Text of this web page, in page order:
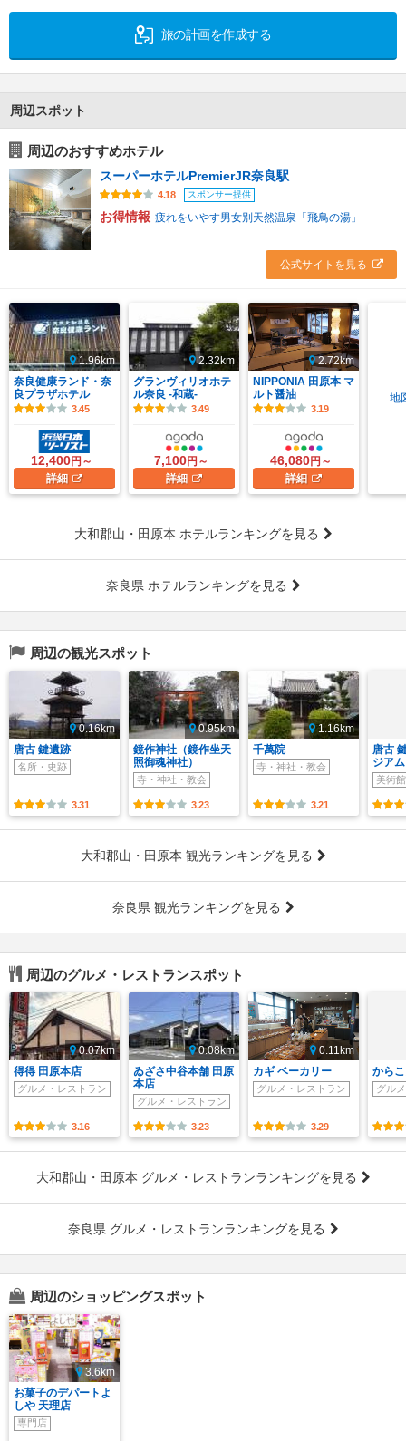
旅の計画を作成する
周辺スポット
周辺のおすすめホテル
スーパーホテルPremierJR奈良駅
4.18 スポンサー提供
お得情報 疲れをいやす男女別天然温泉「飛鳥の湯」
公式サイトを見る
1.96km
奈良健康ランド・奈
良プラザホテル
3.45
12,400円～
詳細
2.32km
グランヴィリオホテ
ル奈良 ‐和蔵‐
3.49
7,100円～
詳細
2.72km
NIPPONIA 田原本 マ
ルト醤油
3.19
46,080円～
詳細
地
大和郡山・田原本 ホテルランキングを見る
奈良県 ホテルランキングを見る
周辺の観光スポット
0.16km
唐古 鍵遺跡
名所・史跡
3.31
0.95km
鏡作神社（鏡作坐天
照御魂神社）
寺・神社・教会
3.23
1.16km
千萬院
寺・神社・教会
3.21
唐古
ジアム
美術
大和郡山・田原本 観光ランキングを見る
奈良県 観光ランキングを見る
周辺のグルメ・レストランスポット
0.07km
得得 田原本店
グルメ・レストラン
3.16
0.08km
ゐざさ中谷本舗 田原
本店
グルメ・レストラン
3.23
0.11km
カギ ベーカリー
グルメ・レストラン
3.29
から
グル
大和郡山・田原本 グルメ・レストランランキングを見る
奈良県 グルメ・レストランランキングを見る
周辺のショッピングスポット
3.6km
お菓子のデパートよ
しや 天理店
専門店